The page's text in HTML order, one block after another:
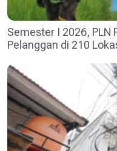
Semester I 2026, PLN
Pelanggan di 210